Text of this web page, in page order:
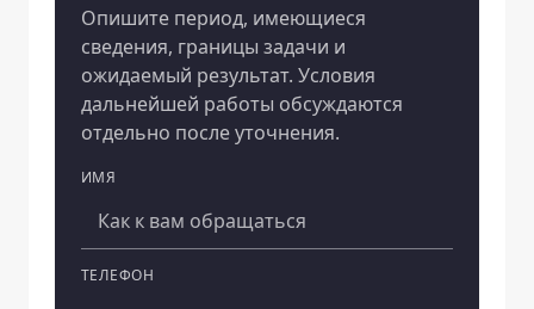
Опишите период, имеющиеся
сведения, границы задачи и
ожидаемый результат. Условия
дальнейшей работы обсуждаются
отдельно после уточнения.
ИМЯ
ТЕЛЕФОН
Компания